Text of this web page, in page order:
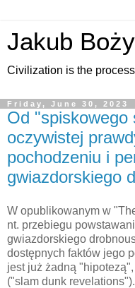
Jakub
Civilization is the
Friday, June 30, 2023
Od "spiskowego
oczywistej
pochodzeniu i
gwiazdorskiego
W opublikowanym w
nt. przebiegu
gwiazdorskiego
dostępnych faktów jego
jest już żadną
("slam dunk revelations").